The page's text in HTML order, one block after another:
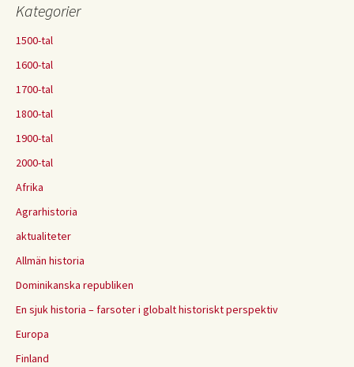
Kategorier
1500-tal
1600-tal
1700-tal
1800-tal
1900-tal
2000-tal
Afrika
Agrarhistoria
aktualiteter
Allmän historia
Dominikanska republiken
En sjuk historia – farsoter i globalt historiskt perspektiv
Europa
Finland